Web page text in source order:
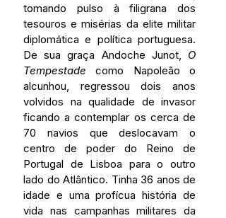
tomando pulso à filigrana dos
tesouros e misérias da elite militar
diplomática e política portuguesa.
De sua graça Andoche Junot, O
Tempestade como Napoleão o
alcunhou, regressou dois anos
volvidos na qualidade de invasor
ficando a contemplar os cerca de
70 navios que deslocavam o
centro de poder do Reino de
Portugal de Lisboa para o outro
lado do Atlântico. Tinha 36 anos de
idade e uma profícua história de
vida nas campanhas militares da